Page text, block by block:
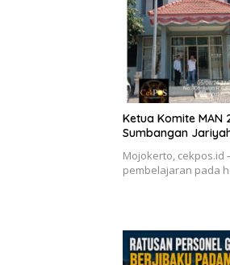
Ketua Komite MAN
Sumbangan
Mojokerto, cekpos.id
pembelajaran pada